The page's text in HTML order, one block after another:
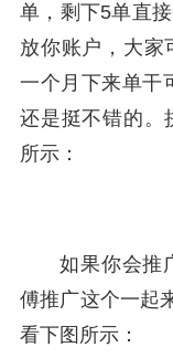
单，剩下5单直
放你账户，大家
一个月下来单干
还是挺不错的。
所示：
如果你会推
傅推广这个一起
看下图所示：